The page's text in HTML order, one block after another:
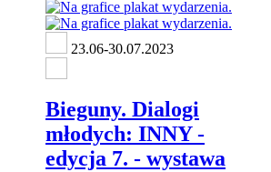
23.06-30.07.2023
Bieguny. Dialogi
młodych: INNY -
edycja 7. - wystawa